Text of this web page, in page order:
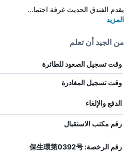
يقدم الفندق الحديث غرفة اجتما...
المزيد
من الجيد أن تعلم
وقت تسجيل الصعود للطائرة
وقت تسجيل المغادرة
الدفع والإلغاء
رقم مكتب الاستقبال
رقم الرخصة: 保生環第0392号